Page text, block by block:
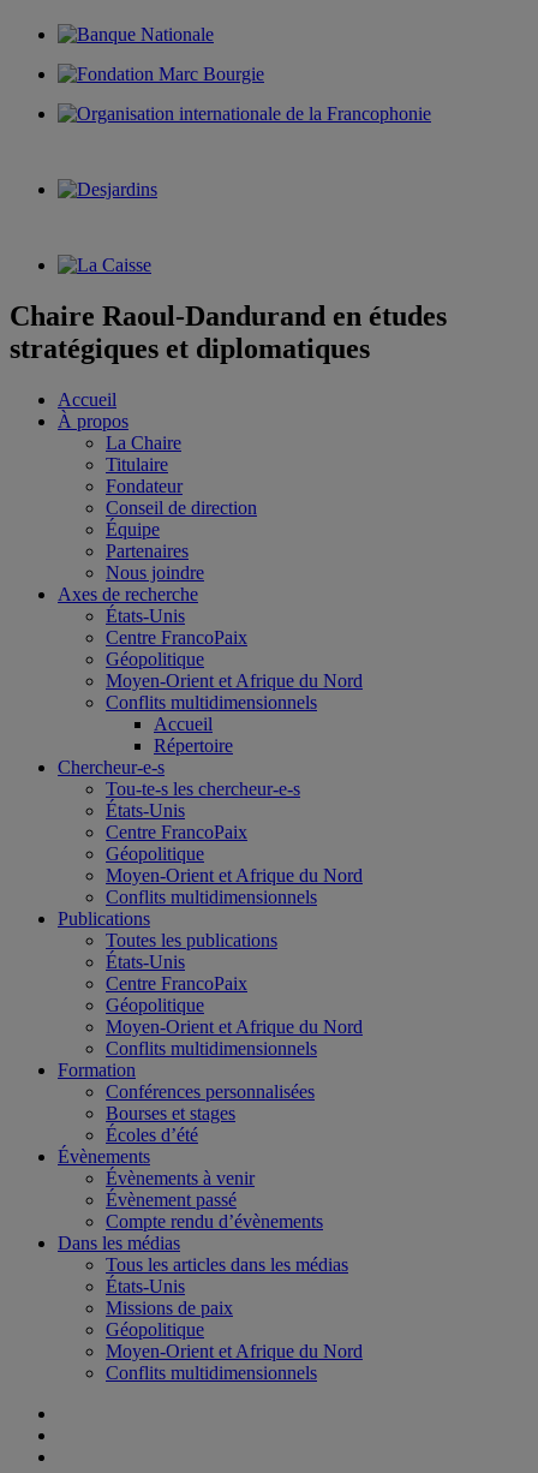
Chaire Raoul-Dandurand en études
stratégiques et diplomatiques
Accueil
À propos
La Chaire
Titulaire
Fondateur
Conseil de direction
Équipe
Partenaires
Nous joindre
Axes de recherche
États-Unis
Centre FrancoPaix
Géopolitique
Moyen-Orient et Afrique du Nord
Conflits multidimensionnels
Accueil
Répertoire
Chercheur-e-s
Tou-te-s les chercheur-e-s
États-Unis
Centre FrancoPaix
Géopolitique
Moyen-Orient et Afrique du Nord
Conflits multidimensionnels
Publications
Toutes les publications
États-Unis
Centre FrancoPaix
Géopolitique
Moyen-Orient et Afrique du Nord
Conflits multidimensionnels
Formation
Conférences personnalisées
Bourses et stages
Écoles d’été
Évènements
Évènements à venir
Évènement passé
Compte rendu d’évènements
Dans les médias
Tous les articles dans les médias
États-Unis
Missions de paix
Géopolitique
Moyen-Orient et Afrique du Nord
Conflits multidimensionnels